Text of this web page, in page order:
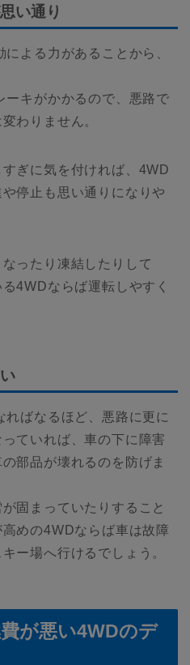
い通り
よる力があることから、
キがかかるので、悪路で
わりません。
ぎに気を付ければ、4WD
停止も思い通りになりや
ったり凍結したりして
4WDならば運転しやすく
ばなるほど、悪路に更に
ていれば、車の下に障害
部品が壊れるのを防げま
固まっていたりすること
めの4WDならば車は故障
ー場へ行けるでしょう。
が悪い4WDのデ